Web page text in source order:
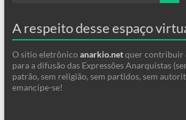
A respeito desse espaço
O sitio eletrônico anarkio.netquer contribuir
para a difusão das Expressões Anarquistas
patrão, sem religião, sem partidos, sem
emancipe-se!